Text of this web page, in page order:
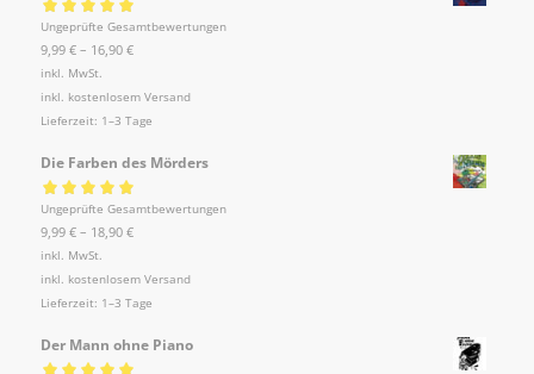
Bewertet mit
5.00von 5
Ungeprüfte Gesamtbewertungen
9,99 €– 16,90 €
inkl. MwSt.
inkl. kostenlosem Versand
Lieferzeit: 1–3 Tage
Die Farben des Mörders
Bewertet mit
5.00von 5
Ungeprüfte Gesamtbewertungen
9,99 €– 18,90 €
inkl. MwSt.
inkl. kostenlosem Versand
Lieferzeit: 1–3 Tage
Der Mann ohne Piano